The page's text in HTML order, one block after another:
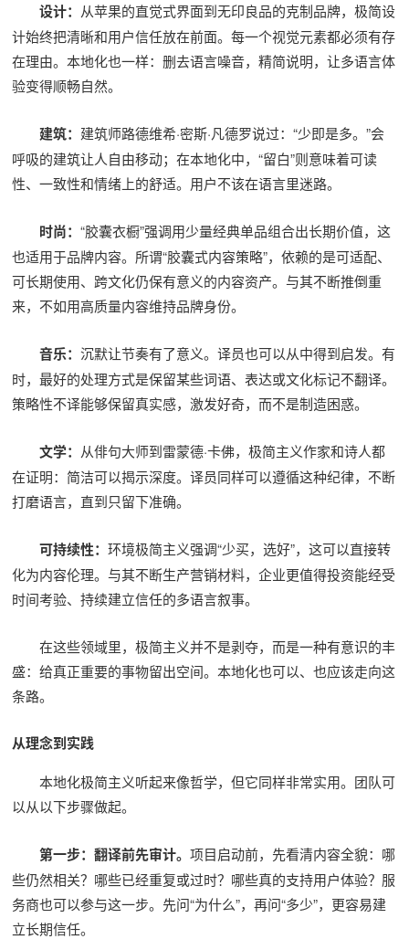
设计： 从苹果的直觉式界面到无印良品的克制品牌，极简设
计始终把清晰和用户信任放在前面。每一个视觉元素都必须有存
在理由。本地化也一样：删去语言噪音，精简说明，让多语言体
验变得顺畅自然。
建筑： 建筑师路德维希·密斯·凡德罗说过：“少即是多。”会
呼吸的建筑让人自由移动；在本地化中，“留白”则意味着可读
性、一致性和情绪上的舒适。用户不该在语言里迷路。
时尚：“胶囊衣橱”强调用少量经典单品组合出长期价值，这
也适用于品牌内容。所谓“胶囊式内容策略”，依赖的是可适配、
可长期使用、跨文化仍保有意义的内容资产。与其不断推倒重
来，不如用高质量内容维持品牌身份。
音乐：沉默让节奏有了意义。译员也可以从中得到启发。有
时，最好的处理方式是保留某些词语、表达或文化标记不翻译。
策略性不译能够保留真实感，激发好奇，而不是制造困惑。
文学： 从俳句大师到雷蒙德·卡佛，极简主义作家和诗人都
在证明：简洁可以揭示深度。译员同样可以遵循这种纪律，不断
打磨语言，直到只留下准确。
可持续性：环境极简主义强调“少买，选好”，这可以直接转
化为内容伦理。与其不断生产营销材料，企业更值得投资能经受
时间考验、持续建立信任的多语言叙事。
在这些领域里，极简主义并不是剥夺，而是一种有意识的丰
盛：给真正重要的事物留出空间。本地化也可以、也应该走向这
条路。
从理念到实践
本地化极简主义听起来像哲学，但它同样非常实用。团队可
以从以下步骤做起。
第一步：翻译前先审计。项目启动前，先看清内容全貌：哪
些仍然相关？哪些已经重复或过时？哪些真的支持用户体验？服
务商也可以参与这一步。先问“为什么”，再问“多少”，更容易建
立长期信任。